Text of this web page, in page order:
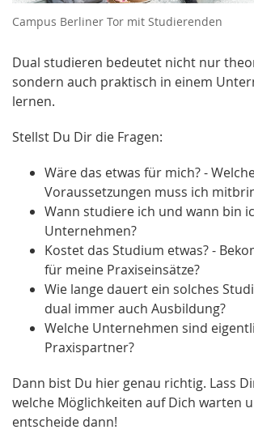
Campus Berliner Tor mit Studierenden
Dual studieren bedeutet nicht nur
sondern auch praktisch in einem
lernen.
Stellst Du Dir die Fragen:
Wäre das etwas für mich? -
Voraussetzungen muss ich
Wann studiere ich und wann bin
Unternehmen?
Kostet das Studium etwas? -
für meine Praxiseinsätze?
Wie lange dauert ein solches
dual immer auch Ausbildung?
Welche Unternehmen sind
Praxispartner?
Dann bist Du hier genau richtig. Lass
welche Möglichkeiten auf Dich warten
entscheide dann!